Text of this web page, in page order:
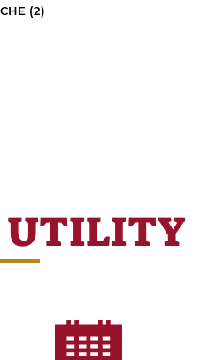
(2)
UTILITY